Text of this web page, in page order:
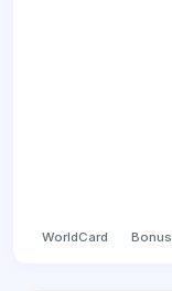
WorldCard Bonus